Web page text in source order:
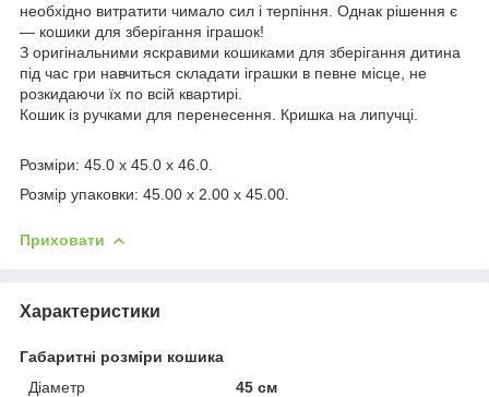
необхідно витратити чимало сил і терпіння. Однак рішення є
— кошики для зберігання іграшок!
З оригінальними яскравими кошиками для зберігання дитина
під час гри навчиться складати іграшки в певне місце, не
розкидаючи їх по всій квартирі.
Кошик із ручками для перенесення. Кришка на липучці.
Розміри: 45.0 x 45.0 x 46.0.
Розмір упаковки: 45.00 x 2.00 x 45.00.
Приховати
Характеристики
Габаритні розміри кошика
Діаметр
45 см